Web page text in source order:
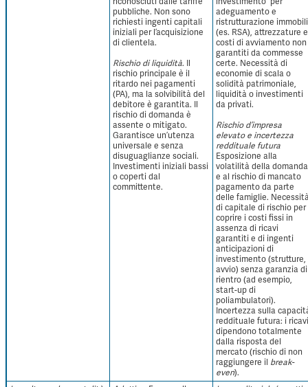
pubbliche. Non sono
richiesti ingenti capitali
iniziali per l’acquisizione
di clientela.
Rischio di liquidità. Il
rischio principale è il
ritardo nei pagamenti
(PA), ma la solvibilità del
debitore è garantita. Il
rischio di domanda è
assente o mitigato.
Garantisce un’utenza
universale e senza
disuguaglianze sociali.
Investimenti iniziali bassi
o coperti dal
committente.
adeguamento e
ristrutturazione immobili
(es. RSA), attrezzature e
costi di avviamento non
garantiti da commesse
certe. Necessità di
economie di scala o
solidità patrimoniale,
liquidità o investimenti
da privati.
Rischio d’impresa
elevato e incertezza
reddituale futura
Esposizione alla
volatilità della domanda
e al rischio di mancato
pagamento da parte
delle famiglie.
di capitale di rischio per
coprire i costi fissi in
assenza di ricavi
garantiti e di ingenti
anticipazioni di
investimento (strutture,
avvio) senza garanzia di
rientro (ad esempio,
start-up di
poliambulatori).
Incertezza sulla
reddituale futura: i ricavi
dipendono totalmente
dalla risposta del
mercato (rischio di non
raggiungere il break-
even).